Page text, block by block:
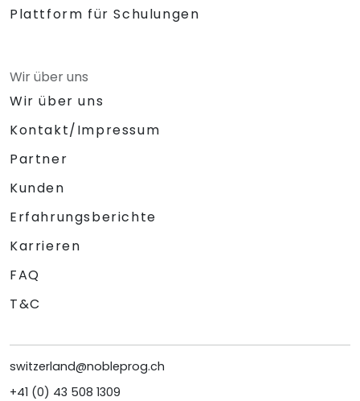
Plattform für Schulungen
Wir über uns
Wir über uns
Kontakt/Impressum
Partner
Kunden
Erfahrungsberichte
Karrieren
FAQ
T&C
switzerland@nobleprog.ch
+41 (0) 43 508 1309